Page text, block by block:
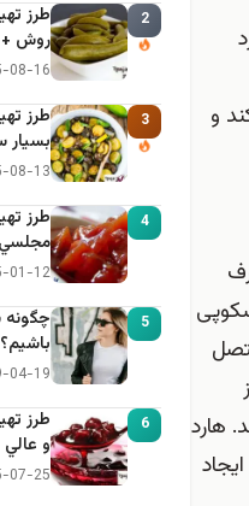
و
هارد
2
روش +
08-16
3
بسيار
08-13
4
طرز
01-12
5
خانگی
04-19
6
طرز
و
07-25